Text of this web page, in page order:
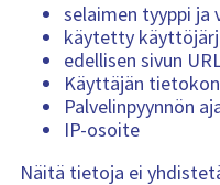
selaimen tyyppi ja
käytetty
edellisen sivun
Käyttäjän
Palvelinpyynnön
IP-osoite
Näitä tietoja ei